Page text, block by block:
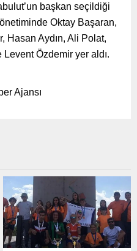
başkan seçildiği
Oktay Başaran,
Hasan Aydın, Ali Polat,
Özdemir yer aldı.
Ajansı